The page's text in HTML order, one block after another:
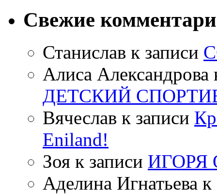
Свежие
Станислав к записи
Алиса Александрова
ДЕТСКИЙ
Вячеслав к записи
Eniland!
Зоя к записи ИГОРЯ
Аделина Игнатьева к